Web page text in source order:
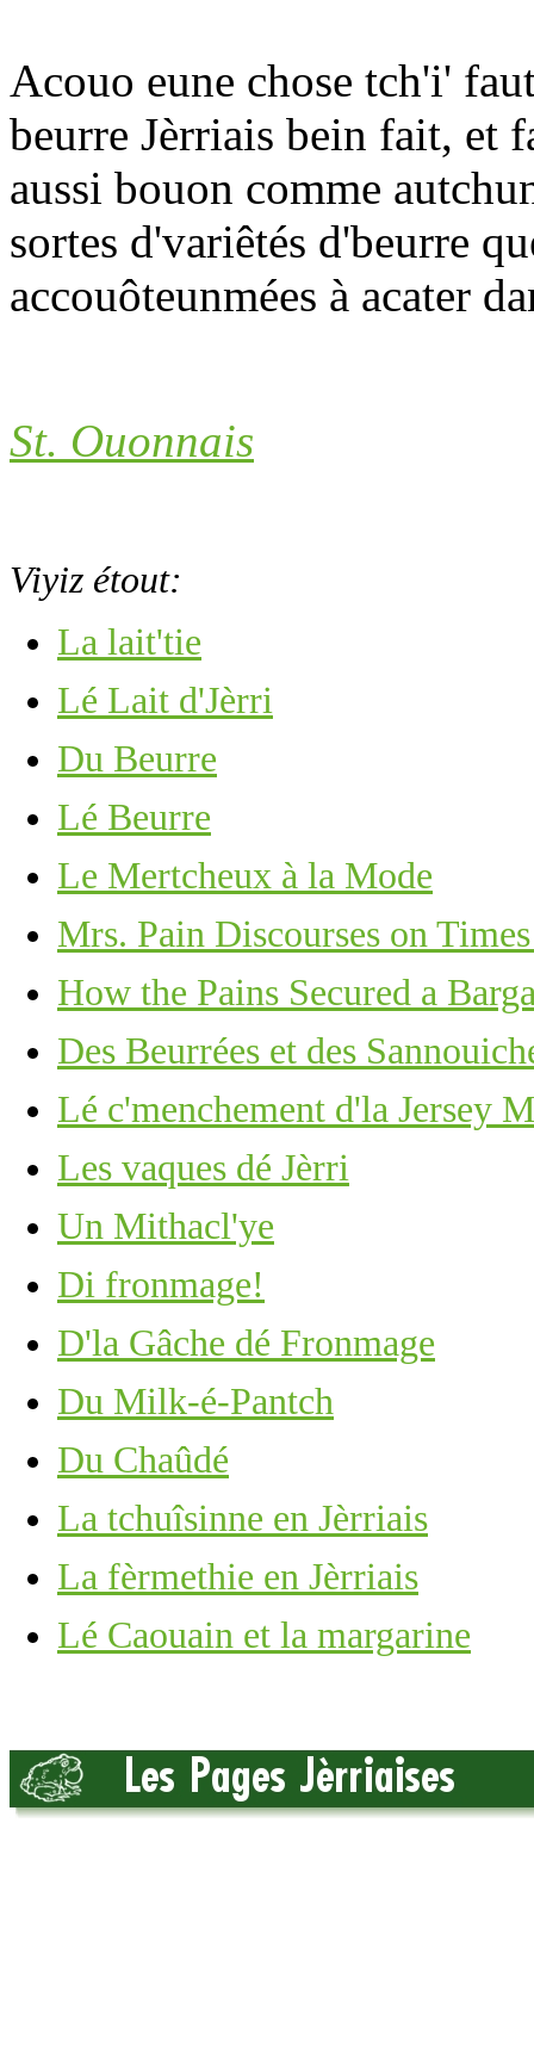
Acouo eune chose tch'i'
beurre Jèrriais bein fait, et
aussi bouon comme
sortes d'variêtés d'beurre
accouôteunmées à acater
St. Ouonnais
Viyiz étout:
La lait'tie
Lé Lait d'Jèrri
Du Beurre
Lé Beurre
Le Mertcheux à la Mode
Mrs. Pain Discourses on
How the Pains Secured a
Des Beurrées et des
Lé c'menchement d'la Jersey
Les vaques dé Jèrri
Un Mithacl'ye
Di fronmage!
D'la Gâche dé Fronmage
Du Milk-é-Pantch
Du Chaûdé
La tchuîsinne en Jèrriais
La fèrmethie en Jèrriais
Lé Caouain et la margarine